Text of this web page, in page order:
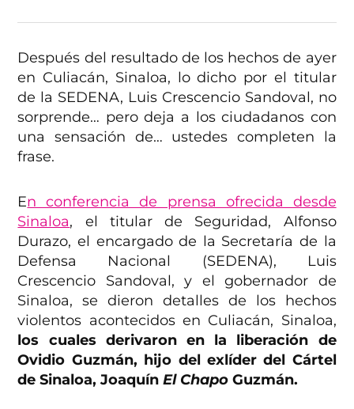
Después del resultado de los hechos de ayer
en Culiacán, Sinaloa, lo dicho por el titular
de la SEDENA, Luis Crescencio Sandoval, no
sorprende… pero deja a los ciudadanos con
una sensación de… ustedes completen la
frase.
En conferencia de prensa ofrecida desde
Sinaloa, el titular de Seguridad, Alfonso
Durazo, el encargado de la Secretaría de la
Defensa Nacional (SEDENA), Luis
Crescencio Sandoval, y el gobernador de
Sinaloa, se dieron detalles de los hechos
violentos acontecidos en Culiacán, Sinaloa,
los cuales derivaron en la liberación de
Ovidio Guzmán, hijo del exlíder del Cártel
de Sinaloa, JoaquínEl Chapo Guzmán.